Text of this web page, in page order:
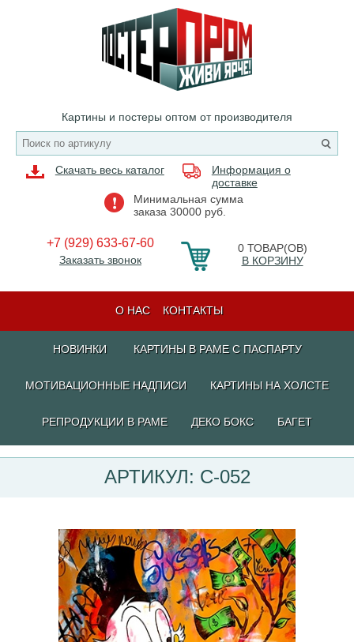
Картины и постеры оптом от производителя
Скачать весь каталог
Информация о
доставке
Минимальная сумма
заказа 30000 руб.
+7 (929) 633-67-60
Заказать звонок
0ТОВАР(ОВ)
В КОРЗИНУ
О НАС КОНТАКТЫ
НОВИНКИ КАРТИНЫ В РАМЕ С ПАСПАРТУ
МОТИВАЦИОННЫЕ НАДПИСИ КАРТИНЫ НА ХОЛСТЕ
РЕПРОДУКЦИИ В РАМЕ ДЕКО БОКС БАГЕТ
АРТИКУЛ: C-052